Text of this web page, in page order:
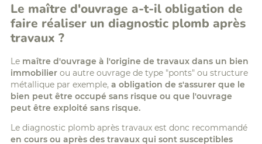
Le maître d'ouvrage a-t-il obligation de
faire réaliser un diagnostic plomb après
travaux ?
Le maître d'ouvrage à l'origine de travaux dans un bien
immobilier ou autre ouvrage de type "ponts" ou structure
métallique par exemple, a obligation de s'assurer que le
bien peut être occupé sans risque ou que l'ouvrage
peut être exploité sans risque.
Le diagnostic plomb après travaux est donc recommandé
en cours ou après des travaux qui sont susceptibles